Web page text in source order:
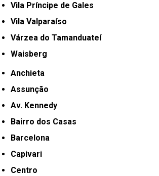
Vila Príncipe de Gales
Vila Valparaíso
Várzea do Tamanduateí
Waisberg
Anchieta
Assunção
Av. Kennedy
Bairro dos Casas
Barcelona
Capivari
Centro